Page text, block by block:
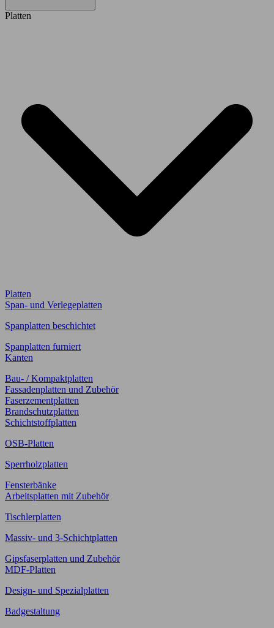
Platten
Platten
Span- und Verlegeplatten
Spanplatten beschichtet
Spanplatten furniert
Kanten
Bau- / Kompaktplatten
Fassadenplatten und Zubehör
Faserzementplatten
Brandschutzplatten
Schichtstoffplatten
OSB-Platten
Sperrholzplatten
Fensterbänke
Arbeitsplatten mit Zubehör
Tischlerplatten
Massiv- und 3-Schichtplatten
Gipsfaserplatten und Zubehör
MDF-Platten
Design- und Spezialplatten
Badgestaltung